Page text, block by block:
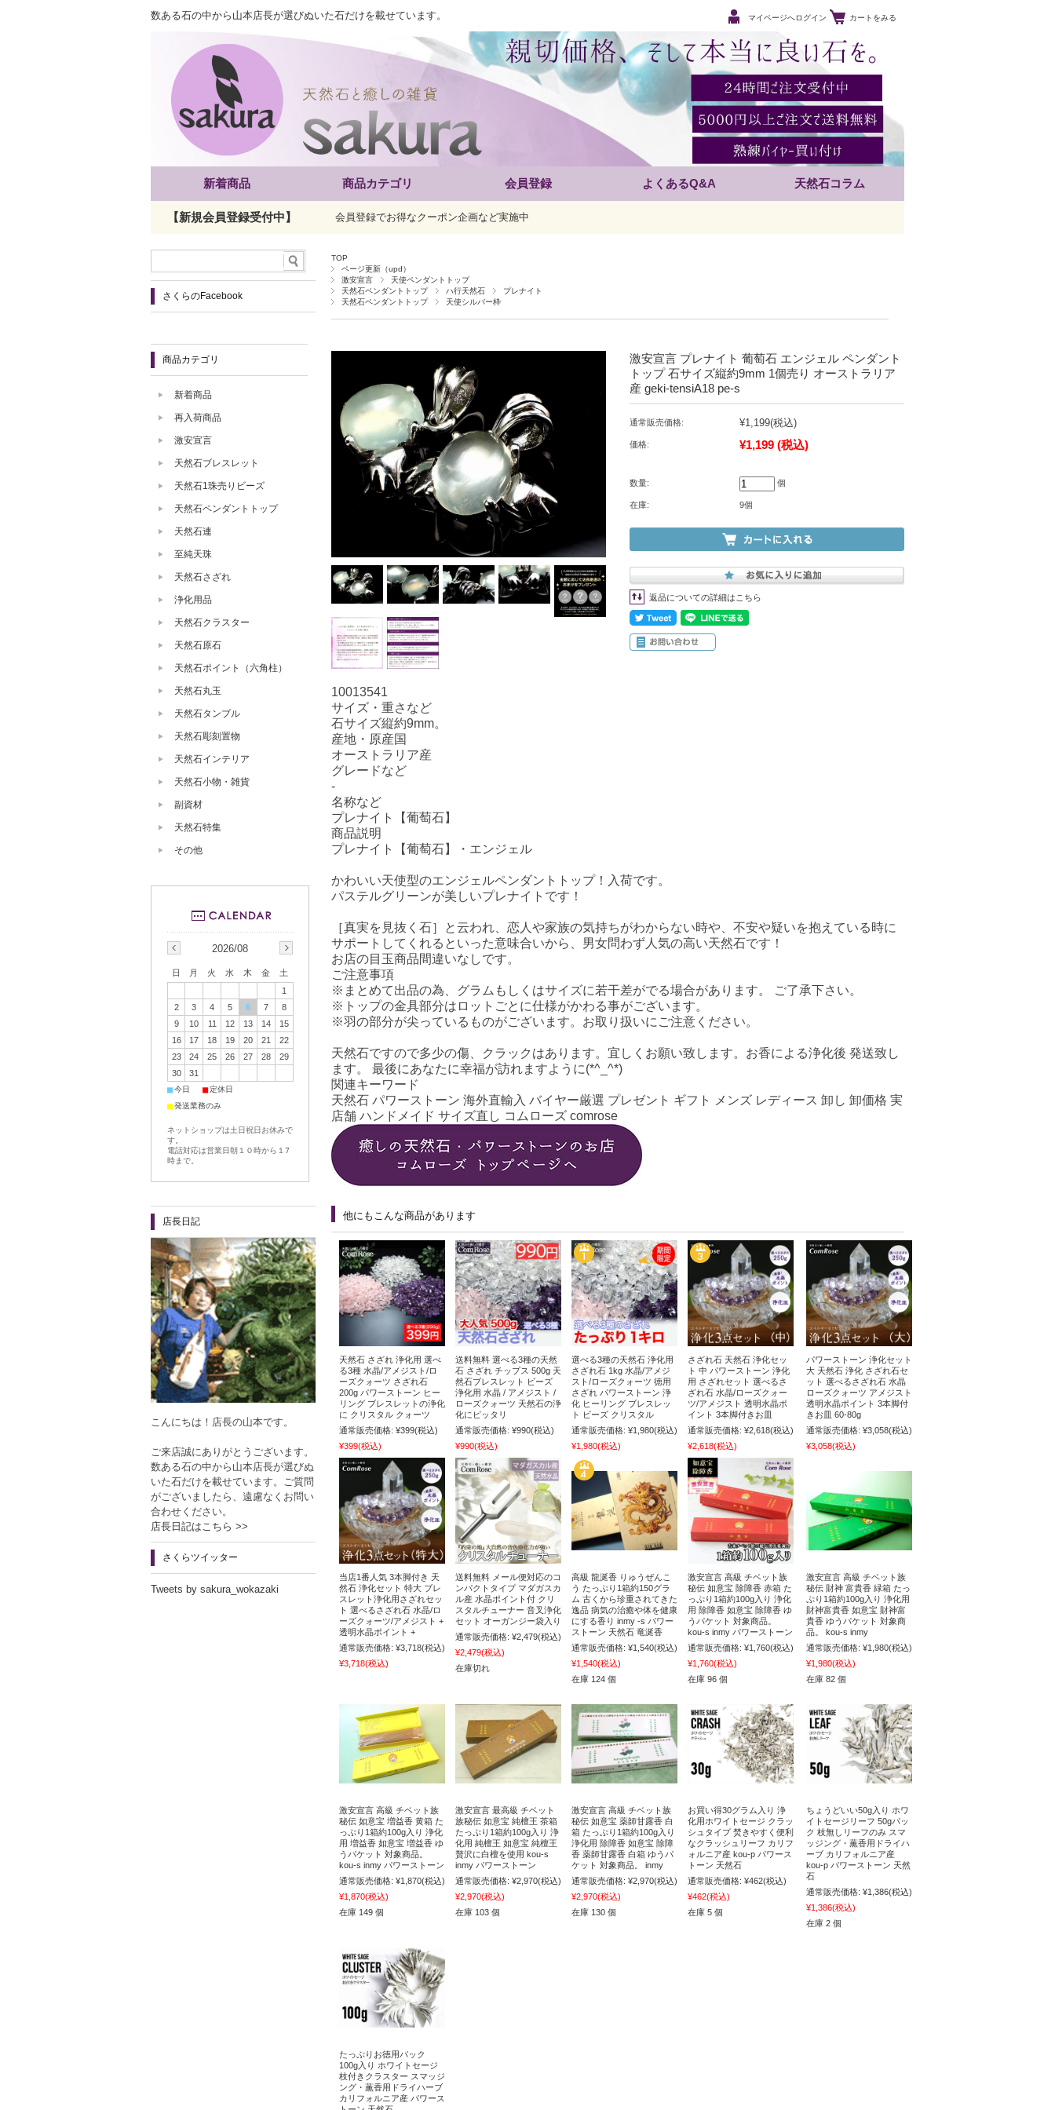
数ある石の中から山本店長が選びぬいた石だけを載せています。 マイページへログイン カートをみる
新着商品 商品カテゴリ 会員登録 よくあるQ&A 天然石コラム
【新規会員登録受付中】 会員登録でお得なクーポン企画など実施中
TOP
ページ更新（upd）
激安宣言
天使ペンダントトップ
天然石ペンダントトップ
ハ行天然石
プレナイト
天然石ペンダントトップ
天使シルバー枠
激安宣言 プレナイト 葡萄石 エンジェル ペンダント
トップ 石サイズ縦約9mm 1個売り オーストラリア
産 geki-tensiA18 pe-s
通常販売価格: ¥1,199(税込)
価格: ¥1,199 (税込)
数量: 個
在庫: 9個
返品についての詳細はこちら
10013541
サイズ・重さなど
石サイズ縦約9mm。
産地・原産国
オーストラリア産
グレードなど
-
名称など
プレナイト【葡萄石】
商品説明
プレナイト【葡萄石】・エンジェル
かわいい天使型のエンジェルペンダントトップ！入荷です。
パステルグリーンが美しいプレナイトです！
［真実を見抜く石］と云われ、恋人や家族の気持ちがわからない時や、不安や疑いを抱えている時に
サポートしてくれるといった意味合いから、男女問わず人気の高い天然石です！
お店の目玉商品間違いなしです。
ご注意事項
※まとめて出品の為、グラムもしくはサイズに若干差がでる場合があります。 ご了承下さい。
※トップの金具部分はロットごとに仕様がかわる事がございます。
※羽の部分が尖っているものがございます。お取り扱いにご注意ください。
天然石ですので多少の傷、クラックはあります。宜しくお願い致します。お香による浄化後 発送致し
ます。 最後にあなたに幸福が訪れますように(*^_^*)
関連キーワード
天然石 パワーストーン 海外直輸入 バイヤー厳選 プレゼント ギフト メンズ レディース 卸し 卸価格 実
店舗 ハンドメイド サイズ直し コムローズ comrose
他にもこんな商品があります
天然石 さざれ 浄化用 選べ
る3種 水晶/アメジスト/ロ
ーズクォーツ さざれ石
200g パワーストーン ヒー
リング ブレスレットの浄化
に クリスタル クォーツ
通常販売価格: ¥399(税込)
¥399(税込)
送料無料 選べる3種の天然
石 さざれ チップス 500g 天
然石ブレスレット ビーズ
浄化用 水晶 / アメジスト /
ローズクォーツ 天然石の浄
化にピッタリ
通常販売価格: ¥990(税込)
¥990(税込)
選べる3種の天然石 浄化用
さざれ石 1kg 水晶/アメジ
スト/ローズクォーツ 徳用
さざれ パワーストーン 浄
化 ヒーリング ブレスレッ
ト ビーズ クリスタル
通常販売価格: ¥1,980(税込)
¥1,980(税込)
さざれ石 天然石 浄化セッ
ト 中 パワーストーン 浄化
用 さざれセット 選べるさ
ざれ石 水晶/ローズクォー
ツ/アメジスト 透明水晶ポ
イント 3本脚付きお皿
通常販売価格: ¥2,618(税込)
¥2,618(税込)
パワーストーン 浄化セット
大 天然石 浄化 さざれ石セ
ット 選べるさざれ石 水晶
ローズクォーツ アメジスト
透明水晶ポイント 3本脚付
きお皿 60-80g
通常販売価格: ¥3,058(税込)
¥3,058(税込)
当店1番人気 3本脚付き 天
然石 浄化セット 特大 ブレ
スレット浄化用さざれセッ
ト 選べるさざれ石 水晶/ロ
ーズクォーツ/アメジスト +
透明水晶ポイント +
通常販売価格: ¥3,718(税込)
¥3,718(税込)
送料無料 メール便対応のコ
ンパクトタイプ マダガスカ
ル産 水晶ポイント付 クリ
スタルチューナー 音叉浄化
セット オーガンジー袋入り
通常販売価格: ¥2,479(税込)
¥2,479(税込)
在庫切れ
高級 龍涎香 りゅうぜんこ
う たっぷり1箱約150グラ
ム 古くから珍重されてきた
逸品 病気の治癒や体を健康
にする香り inmy -s パワー
ストーン 天然石 竜涎香
通常販売価格: ¥1,540(税込)
¥1,540(税込)
在庫 124 個
激安宣言 高級 チベット族
秘伝 如意宝 除障香 赤箱 た
っぷり1箱約100g入り 浄化
用 除障香 如意宝 除障香 ゆ
うパケット 対象商品。
kou-s inmy パワーストーン
通常販売価格: ¥1,760(税込)
¥1,760(税込)
在庫 96 個
激安宣言 高級 チベット族
秘伝 財神 富貴香 緑箱 たっ
ぷり1箱約100g入り 浄化用
財神富貴香 如意宝 財神富
貴香 ゆうパケット 対象商
品。 kou-s inmy
通常販売価格: ¥1,980(税込)
¥1,980(税込)
在庫 82 個
激安宣言 高級 チベット族
秘伝 如意宝 増益香 黄箱 た
っぷり1箱約100g入り 浄化
用 増益香 如意宝 増益香 ゆ
うパケット 対象商品。
kou-s inmy パワーストーン
通常販売価格: ¥1,870(税込)
¥1,870(税込)
在庫 149 個
激安宣言 最高級 チベット
族秘伝 如意宝 純檀王 茶箱
たっぷり1箱約100g入り 浄
化用 純檀王 如意宝 純檀王
贅沢に白檀を使用 kou-s
inmy パワーストーン
通常販売価格: ¥2,970(税込)
¥2,970(税込)
在庫 103 個
激安宣言 高級 チベット族
秘伝 如意宝 薬師甘露香 白
箱 たっぷり1箱約100g入り
浄化用 除障香 如意宝 除障
香 薬師甘露香 白箱 ゆうパ
ケット 対象商品。 inmy
通常販売価格: ¥2,970(税込)
¥2,970(税込)
在庫 130 個
お買い得30グラム入り 浄
化用ホワイトセージ クラッ
シュタイプ 焚きやすく便利
なクラッシュリーフ カリフ
ォルニア産 kou-p パワース
トーン 天然石
通常販売価格: ¥462(税込)
¥462(税込)
在庫 5 個
ちょうどいい50g入り ホワ
イトセージリーフ 50gパッ
ク 枝無しリーフのみ スマ
ッジング・薫香用ドライハ
ーブ カリフォルニア産
kou-p パワーストーン 天然
石
通常販売価格: ¥1,386(税込)
¥1,386(税込)
在庫 2 個
たっぷりお徳用パック
100g入り ホワイトセージ
枝付きクラスター スマッジ
ング・薫香用ドライハーブ
カリフォルニア産 パワース
さくらのFacebook
商品カテゴリ
新着商品
再入荷商品
激安宣言
天然石ブレスレット
天然石1珠売りビーズ
天然石ペンダントトップ
天然石連
至純天珠
天然石さざれ
浄化用品
天然石クラスター
天然石原石
天然石ポイント（六角柱）
天然石丸玉
天然石タンブル
天然石彫刻置物
天然石インテリア
天然石小物・雑貨
副資材
天然石特集
その他
2026/08
日 月 火 水 木 金
土
1
2
3 4 5 6 7
8
9
10 11 12 13 14
15
16
17 18 19 20 21
22
23
24 25 26 27 28
29
30
31
■今日 ■定休日
■発送業務のみ
ネットショップは土日祝日お休みで
す。
電話対応は営業日朝１０時から１7
時まで。
店長日記
こんにちは！店長の山本です。
ご来店誠にありがとうございます。
数ある石の中から山本店長が選びぬ
いた石だけを載せています。ご質問
がございましたら、遠慮なくお問い
合わせください。
店長日記はこちら >>
さくらツイッター
Tweets by sakura_wokazaki